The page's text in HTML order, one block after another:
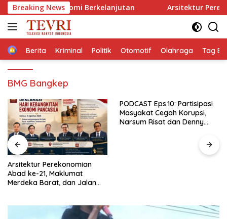
Langsung
ke
konten
Breaking News
Ekonomi Berkelanjutan Arsitektur Perekonomian
HomeBerita Kriminal Politik Otomotif Olahraga Tag
BMG Bangkep
PODCAST Eps.10: Partisipasi
Masyakat Cegah Korupsi,
Narsum Risat dan Denny
Susanto.SH